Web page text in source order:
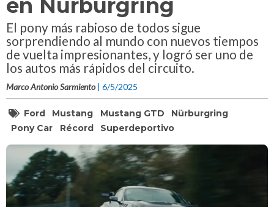
en Nürburgring
El pony más rabioso de todos sigue
sorprendiendo al mundo con nuevos tiempos
de vuelta impresionantes, y logró ser uno de
los autos más rápidos del circuito.
Marco Antonio Sarmiento | 6/5/2025
Ford Mustang Mustang GTD
Nürburgring
Pony Car
Récord Superdeportivo